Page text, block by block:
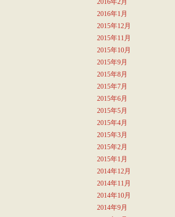
2016年1月
2015年12月
2015年11月
2015年10月
2015年9月
2015年8月
2015年7月
2015年6月
2015年5月
2015年4月
2015年3月
2015年2月
2015年1月
2014年12月
2014年11月
2014年10月
2014年9月